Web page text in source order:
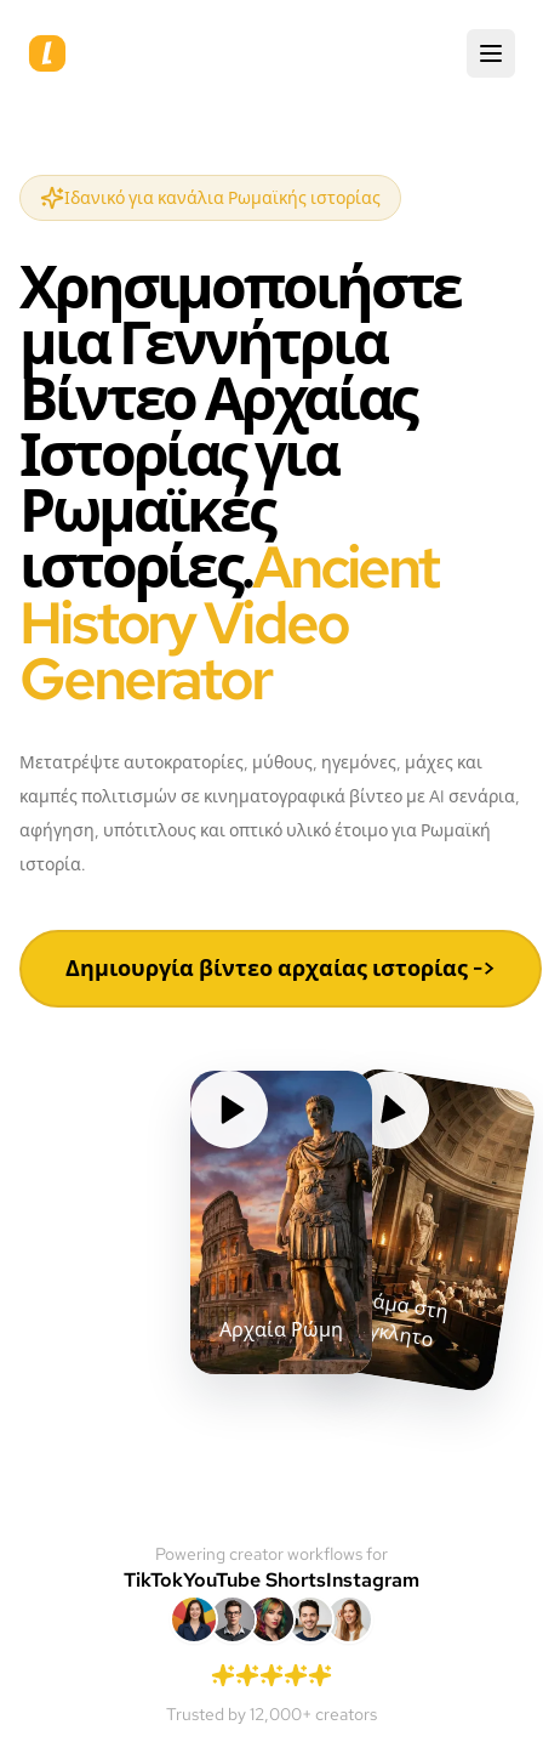
Ιδανικό για κανάλια Ρωμαϊκής ιστορίας
Χρησιμοποιήστε
μια Γεννήτρια
Βίντεο Αρχαίας
Ιστορίας για
Ρωμαϊκές
ιστορίες.Ancient
History Video
Generator
Μετατρέψτε αυτοκρατορίες, μύθους, ηγεμόνες, μάχες και
καμπές πολιτισμών σε κινηματογραφικά βίντεο με AI σενάρια,
αφήγηση, υπότιτλους και οπτικό υλικό έτοιμο για Ρωμαϊκή
ιστορία.
Δημιουργία βίντεο αρχαίας ιστορίας ->
Αρχαία Ρώμη
Δράμα στη
Σύγκλητο
Powering creator workflows for
TikTokYouTube ShortsInstagram
Trusted by 12,000+ creators